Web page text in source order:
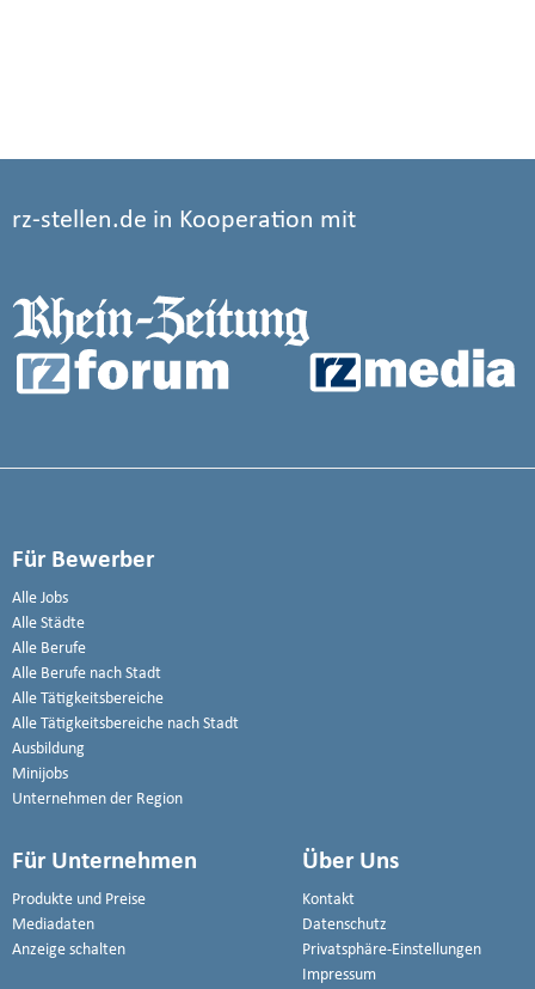
rz-stellen.de in Kooperation mit
Für Bewerber
Alle Jobs
Alle Städte
Alle Berufe
Alle Berufe nach Stadt
Alle Tätigkeitsbereiche
Alle Tätigkeitsbereiche nach Stadt
Ausbildung
Minijobs
Unternehmen der Region
Für Unternehmen
Produkte und Preise
Mediadaten
Anzeige schalten
Über Uns
Kontakt
Datenschutz
Privatsphäre-Einstellungen
Impressum